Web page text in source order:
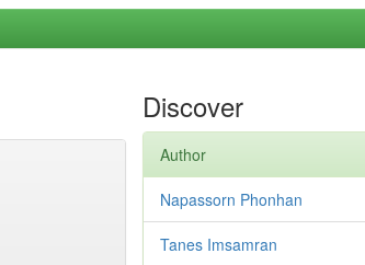
Discover
Author
Napassorn Phonhan
Tanes Imsamran